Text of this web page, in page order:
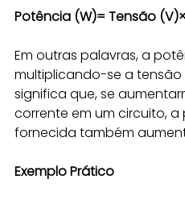
Potência (W)= Tensão
Em outras palavras, a
multiplicando-se a tensão
significa que, se
corrente em um circuito,
fornecida também
Exemplo Prático